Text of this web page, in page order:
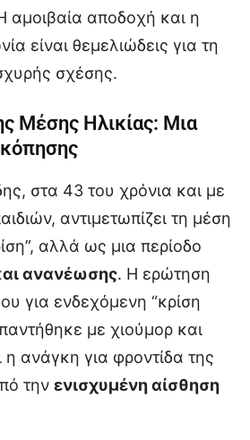
αμοιβαία αποδοχή και η
είναι θεμελιώδεις για τη
σχέσης.
Μέσης Ηλικίας: Μια
στα 43 του χρόνια και με
αντιμετωπίζει τη μέση
αλλά ως μια περίοδο
ανανέωσης. Η ερώτηση
για ενδεχόμενη “κρίση
με χιούμορ και
ανάγκη για φροντίδα της
την ενισχυμένη αίσθηση